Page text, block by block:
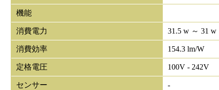
機能
消費電力 31.5 w ～ 31 w
消費効率 154.3 lm/W
定格電圧 100V - 242V
センサー -